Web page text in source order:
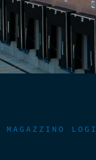
MAGAZZINO